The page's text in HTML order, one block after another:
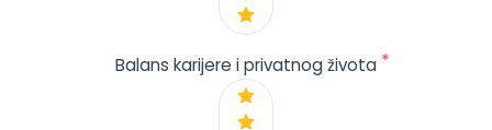
Balans karijere i privatnog života *